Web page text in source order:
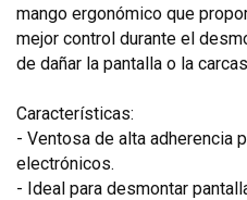
mango ergonómico que
mejor control durante el
de dañar la pantalla o la
Características:
- Ventosa de alta adherencia
electrónicos.
- Ideal para desmontar